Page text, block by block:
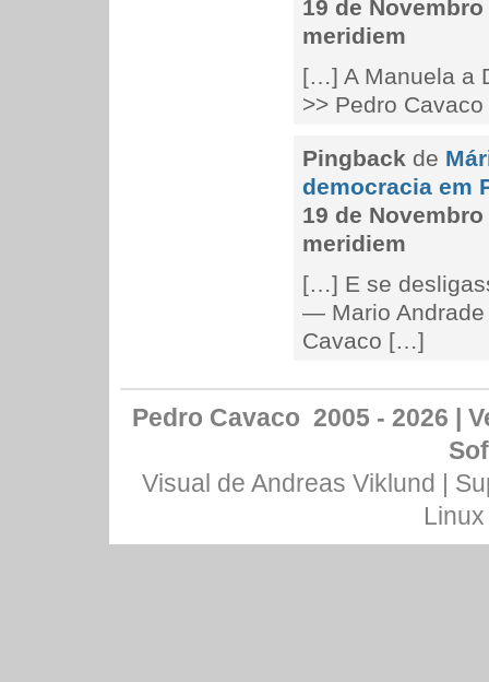
19 de
meridiem
[…] A Manuela a
>> Pedro
Pingback de
democracia em
19 de
meridiem
[…] E se
— Mario Andrade
Cavaco […]
Pedro Cavaco 2005 - 2026 |
Visual de Andreas Viklund |
Linux